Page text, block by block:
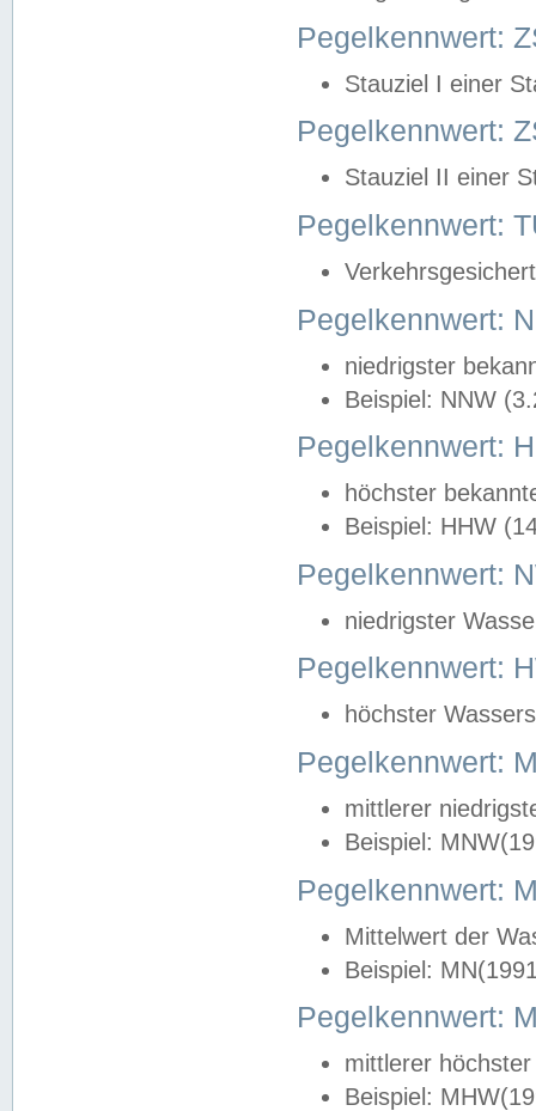
Pegelkennwert:
Stauziel I einer
Pegelkennwert:
Stauziel II einer
Pegelkennwert:
Pegelkennwert:
niedrigster
Beispiel: NNW
Pegelkennwert:
höchster
Beispiel: HHW
Pegelkennwert:
niedrigster
Pegelkennwert:
höchster
Pegelkennwert:
mittlerer
Beispiel:
Pegelkennwert:
Mittelwert der
Beispiel:
Pegelkennwert:
mittlerer
Beispiel: